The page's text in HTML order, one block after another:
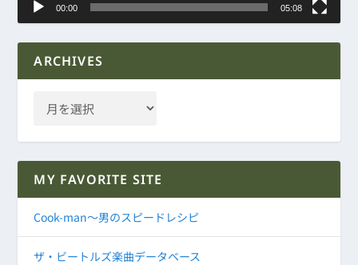
00:00 05:08
ARCHIVES
MY FAVORITE SITE
Cook-man～男のスピードレシピ
ザ・ビートルズ楽曲データベース